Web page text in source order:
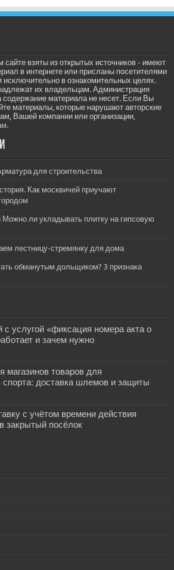
взяты из открытых источников - имеют
в интернете или присланы посетителями
исключительно в ознакомительных целях.
их владельцам. Администрация
содержание материала не несет. Если Вы
материалы, которые нарушают авторские
Вашей компании или организации,
для строительства
Как москвичей приучают
Можно ли укладывать плитку на гипсовую
лестницу-стремянку для дома
обманутым дольщиком? 3 признака
с услугой «фиксация номера акта о
и зачем нужно
магазинов товаров для
доставка шлемов и защиты
с учётом времени действия
закрытый посёлок